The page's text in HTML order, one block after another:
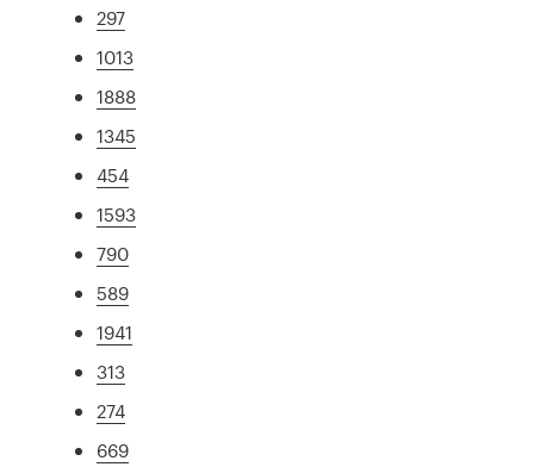
297
1013
1888
1345
454
1593
790
589
1941
313
274
669